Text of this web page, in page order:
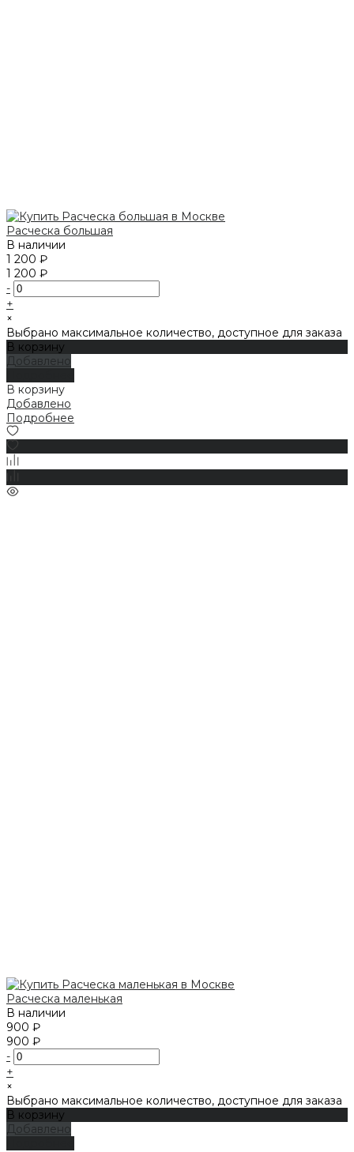
Расческа большая
В наличии
1 200 ₽
1 200 ₽
-
+
×
Выбрано максимальное количество, доступное для заказа
В корзину
Добавлено
В корзину
Добавлено
Подробнее
Расческа маленькая
В наличии
900 ₽
900 ₽
-
+
×
Выбрано максимальное количество, доступное для заказа
В корзину
Добавлено